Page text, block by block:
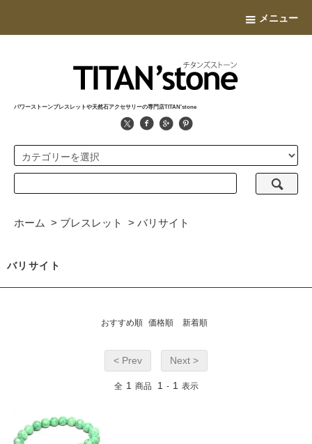
メニュー
パワーストーンブレスレットや天然石アクセサリーの専門店TITAN'stone
ホーム > ブレスレット > バリサイト
バリサイト
おすすめ順 価格順 新着順
< Prev Next >
全 1 商品 1 - 1 表示